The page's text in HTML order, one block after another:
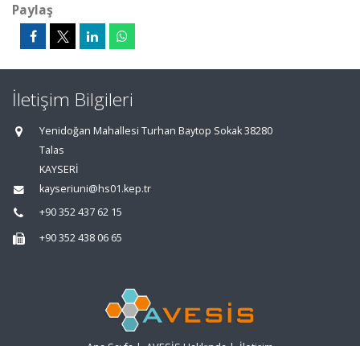
Paylaş
İletişim Bilgileri
Yenidoğan Mahallesi Turhan Baytop Sokak 38280
Talas
KAYSERİ
kayseriuni@hs01.kep.tr
+90 352 437 62 15
+90 352 438 06 65